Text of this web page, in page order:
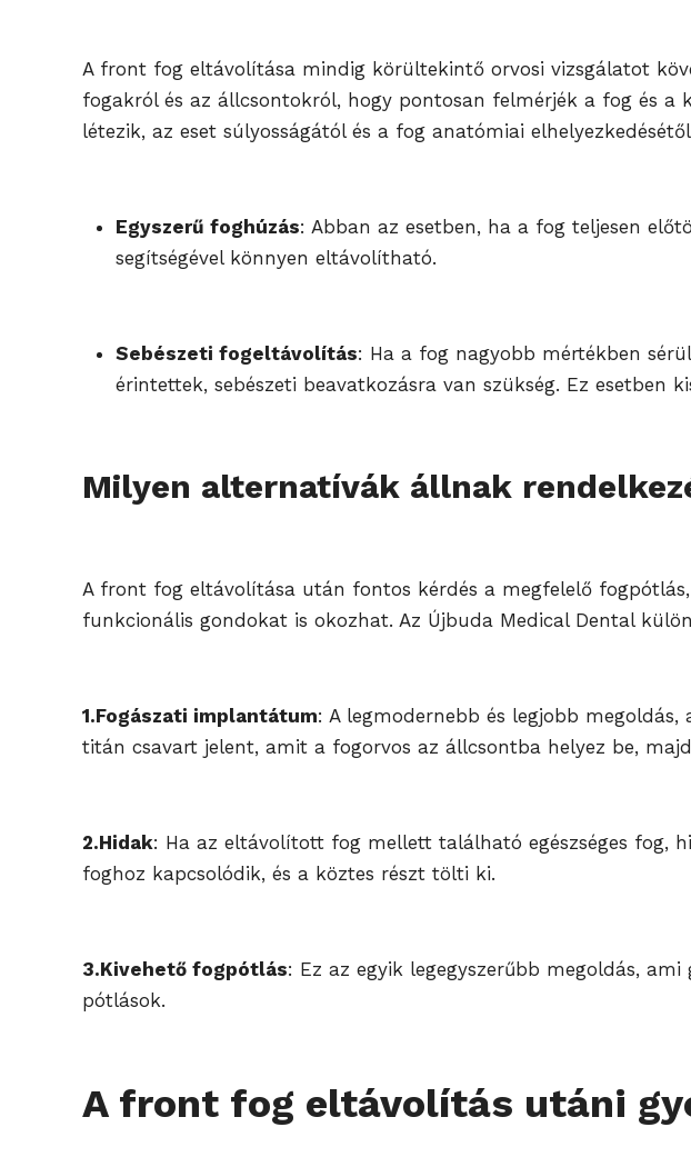
A front fog eltávolítása mindig körültekintő orvosi vizsgálatot
fogakról és az állcsontokról, hogy pontosan felmérjék a fog és
létezik, az eset súlyosságától és a fog anatómiai
Egyszerű foghúzás: Abban az esetben, ha a fog teljesen
segítségével könnyen eltávolítható.
Sebészeti fogeltávolítás: Ha a fog nagyobb mértékben
érintettek, sebészeti beavatkozásra van szükség. Ez esetben
Milyen alternatívák állnak
A front fog eltávolítása után fontos kérdés a megfelelő
funkcionális gondokat is okozhat. Az Újbuda Medical Dental
1.Fogászati implantátum: A legmodernebb és legjobb
titán csavart jelent, amit a fogorvos az állcsontba helyez be,
2.Hidak: Ha az eltávolított fog mellett található egészséges fog,
foghoz kapcsolódik, és a köztes részt tölti ki.
3.Kivehető fogpótlás: Ez az egyik legegyszerűbb megoldás,
pótlások.
A front fog eltávolítás utáni